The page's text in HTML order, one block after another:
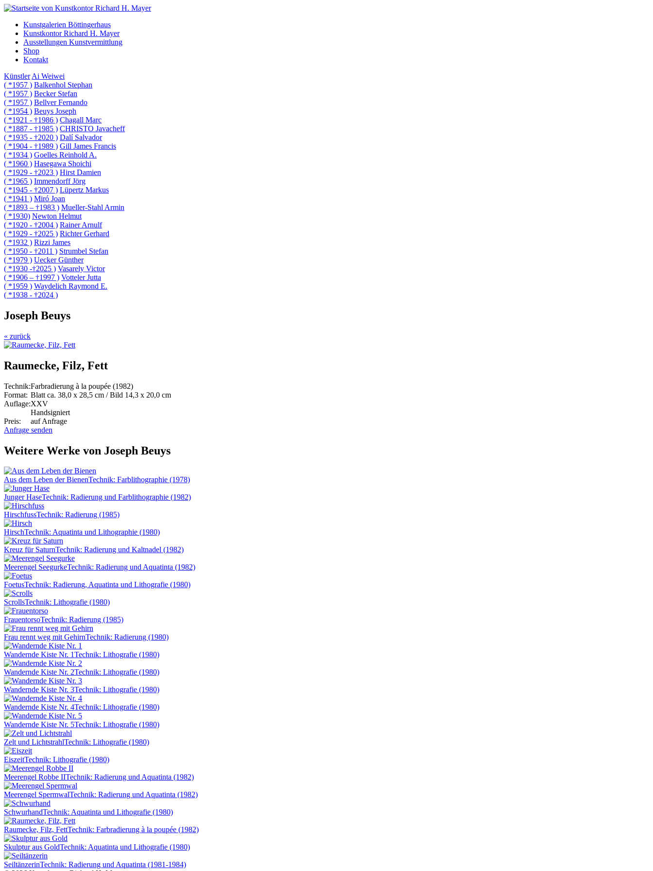
Kunstgalerien Böttingerhaus
Kunstkontor Richard H. Mayer
Ausstellungen Kunstvermittlung
Shop
Kontakt
Künstler Ai Weiwei
( *1957 ) Balkenhol Stephan
( *1957 ) Becker Stefan
( *1957 ) Bellver Fernando
( *1954 ) Beuys Joseph
( *1921 - †1986 ) Chagall Marc
( *1887 - †1985 ) CHRISTO Javacheff
( *1935 - †2020 ) Dalí Salvador
( *1904 - †1989 ) Gill James Francis
( *1934 ) Goelles Reinhold A.
( *1960 ) Hasegawa Shoichi
( *1929 - †2023 ) Hirst Damien
( *1965 ) Immendorff Jörg
( *1945 - †2007 ) Lüpertz Markus
( *1941 ) Miró Joan
( *1893 – †1983 ) Mueller-Stahl Armin
( *1930) Newton Helmut
( *1920 - †2004 ) Rainer Arnulf
( *1929 - †2025 ) Richter Gerhard
( *1932 ) Rizzi James
( *1950 - †2011 ) Strumbel Stefan
( *1979 ) Uecker Günther
( *1930 -†2025 ) Vasarely Victor
( *1906 – †1997 ) Votteler Jutta
( *1959 ) Waydelich Raymond E.
( *1938 - †2024 )
Joseph Beuys
« zurück
Raumecke, Filz, Fett
Technik:Farbradierung à la poupée (1982)
Format: Blatt ca. 38,0 x 28,5 cm / Bild 14,3 x 20,0 cm
Auflage:XXV
Handsigniert
Preis:
auf Anfrage
Anfrage senden
Weitere Werke von Joseph Beuys
Aus dem Leben der BienenTechnik: Farblithographie (1978)
Junger HaseTechnik: Radierung und Farblithographie (1982)
HirschfussTechnik: Radierung (1985)
HirschTechnik: Aquatinta und Lithographie (1980)
Kreuz für SaturnTechnik: Radierung und Kaltnadel (1982)
Meerengel SeegurkeTechnik: Radierung und Aquatinta (1982)
FoetusTechnik: Radierung, Aquatinta und Lithografie (1980)
ScrollsTechnik: Lithografie (1980)
FrauentorsoTechnik: Radierung (1985)
Frau rennt weg mit GehirnTechnik: Radierung (1980)
Wandernde Kiste Nr. 1Technik: Lithografie (1980)
Wandernde Kiste Nr. 2Technik: Lithografie (1980)
Wandernde Kiste Nr. 3Technik: Lithografie (1980)
Wandernde Kiste Nr. 4Technik: Lithografie (1980)
Wandernde Kiste Nr. 5Technik: Lithografie (1980)
Zelt und LichtstrahlTechnik: Lithografie (1980)
EiszeitTechnik: Lithografie (1980)
Meerengel Robbe IITechnik: Radierung und Aquatinta (1982)
Meerengel SpermwalTechnik: Radierung und Aquatinta (1982)
SchwurhandTechnik: Aquatinta und Lithografie (1980)
Raumecke, Filz, FettTechnik: Farbradierung à la poupée (1982)
Skulptur aus GoldTechnik: Aquatinta und Lithografie (1980)
SeiltänzerinTechnik: Radierung und Aquatinta (1981-1984)